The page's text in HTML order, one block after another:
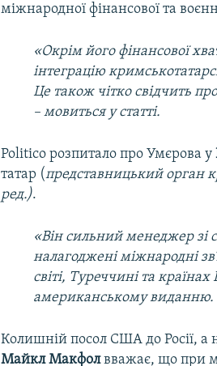
міжнародної фінансової та
«Окрім його фінансової
інтеграцію
Це також чітко свідчить
– мовиться у статті.
Politico розпитало про Умєрова у
татар (представницький орган
ред.).
«Він сильний менеджер зі
налагоджені міжнародні
світі, Туреччині та
американському виданню.
Колишній посол США до Росії, а
Майкл Макфолвважає, що при